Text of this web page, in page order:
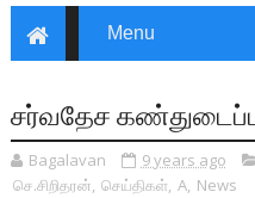
சர்வதேச
Bagalavan 9 years ago
செ.சிறிதரன், செய்திகள், A, News